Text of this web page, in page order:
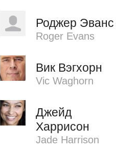
Роджер Эванс
Roger Evans
Вик Вэгхорн
Vic Waghorn
Джейд
Харрисон
Jade Harrison